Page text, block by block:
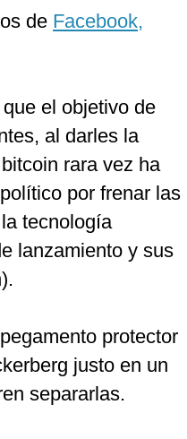
de Facebook,
el objetivo de
al darles la
rara vez ha
por frenar las
tecnología
lanzamiento y sus
protector
justo en un
separarlas.